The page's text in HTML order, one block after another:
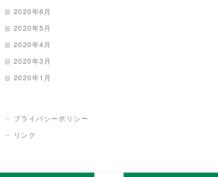
2020年6月
2020年5月
2020年4月
2020年3月
2020年1月
プライバシーポリシー
リンク